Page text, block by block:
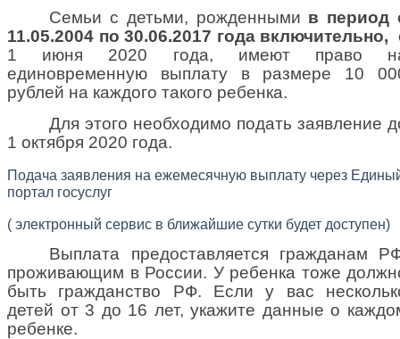
Семьи с детьми, рожденными в период
11.05.2004 по 30.06.2017 года включительно,
1 июня 2020 года, имеют право
единовременную выплату в размере 10
рублей на каждого такого ребенка.
Для этого необходимо подать заявление
1 октября 2020 года.
Подача заявления на ежемесячную выплату через
портал госуслуг
( электронный сервис в ближайшие сутки будет доступен)
Выплата предоставляется гражданам
проживающим в России. У ребенка тоже
быть гражданство РФ. Если у вас
детей от 3 до 16 лет, укажите данные о
ребенке.